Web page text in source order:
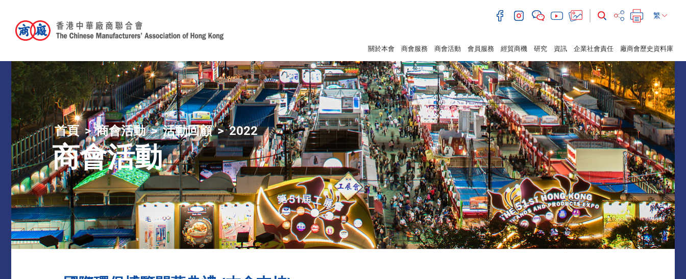
繁
關於本會 商會服務 商會活動 會員服務 經貿商機 研究 資訊 企業社會責任 廠商會歷史資料庫
首頁 商會活動 活動回顧 2022
商會活動